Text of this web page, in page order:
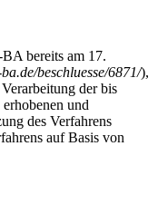
bereits am 17.
beschluesse/6871/),
der bis
und
des Verfahrens
auf Basis von